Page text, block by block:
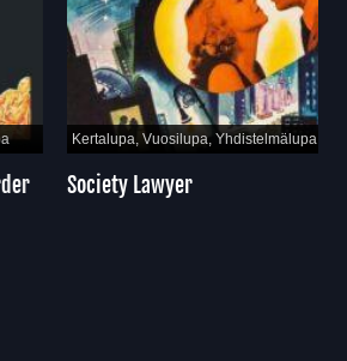
Kertalupa, Vuosilupa, Yhdistelmälupa
Society Lawyer